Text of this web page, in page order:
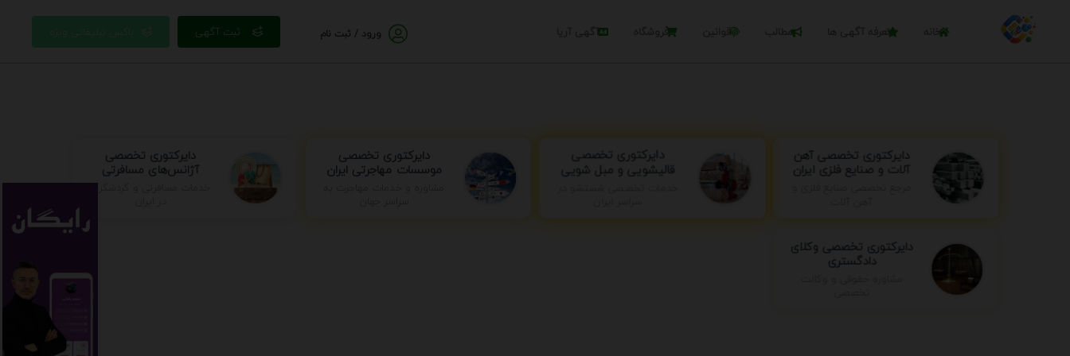
ثبت آگهی ورود / ثبت نام خانه تعرفه آگهی ها مطالب قوانین فروشگاه آگهی آریا
دایرکتوری تخصصی آهن
آلات و صنایع فلزی ایران
دایرکتوری تخصصی
قالیشویی و مبل شویی
دایرکتوری تخصصی
موسسات مهاجرتی ایران
دایرکتوری تخصصی
آژانس‌های مسافرتی
خدمات مسافرتی و گردشگری
دایرکتوری تخصصی وکلای
دادگستری